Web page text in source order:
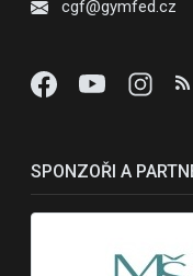
cgf@gymfed.cz
SPONZOŘI A